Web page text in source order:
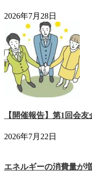
2026年7月28日
【開催報告】第1回会
2026年7月22日
エネルギーの消費量が